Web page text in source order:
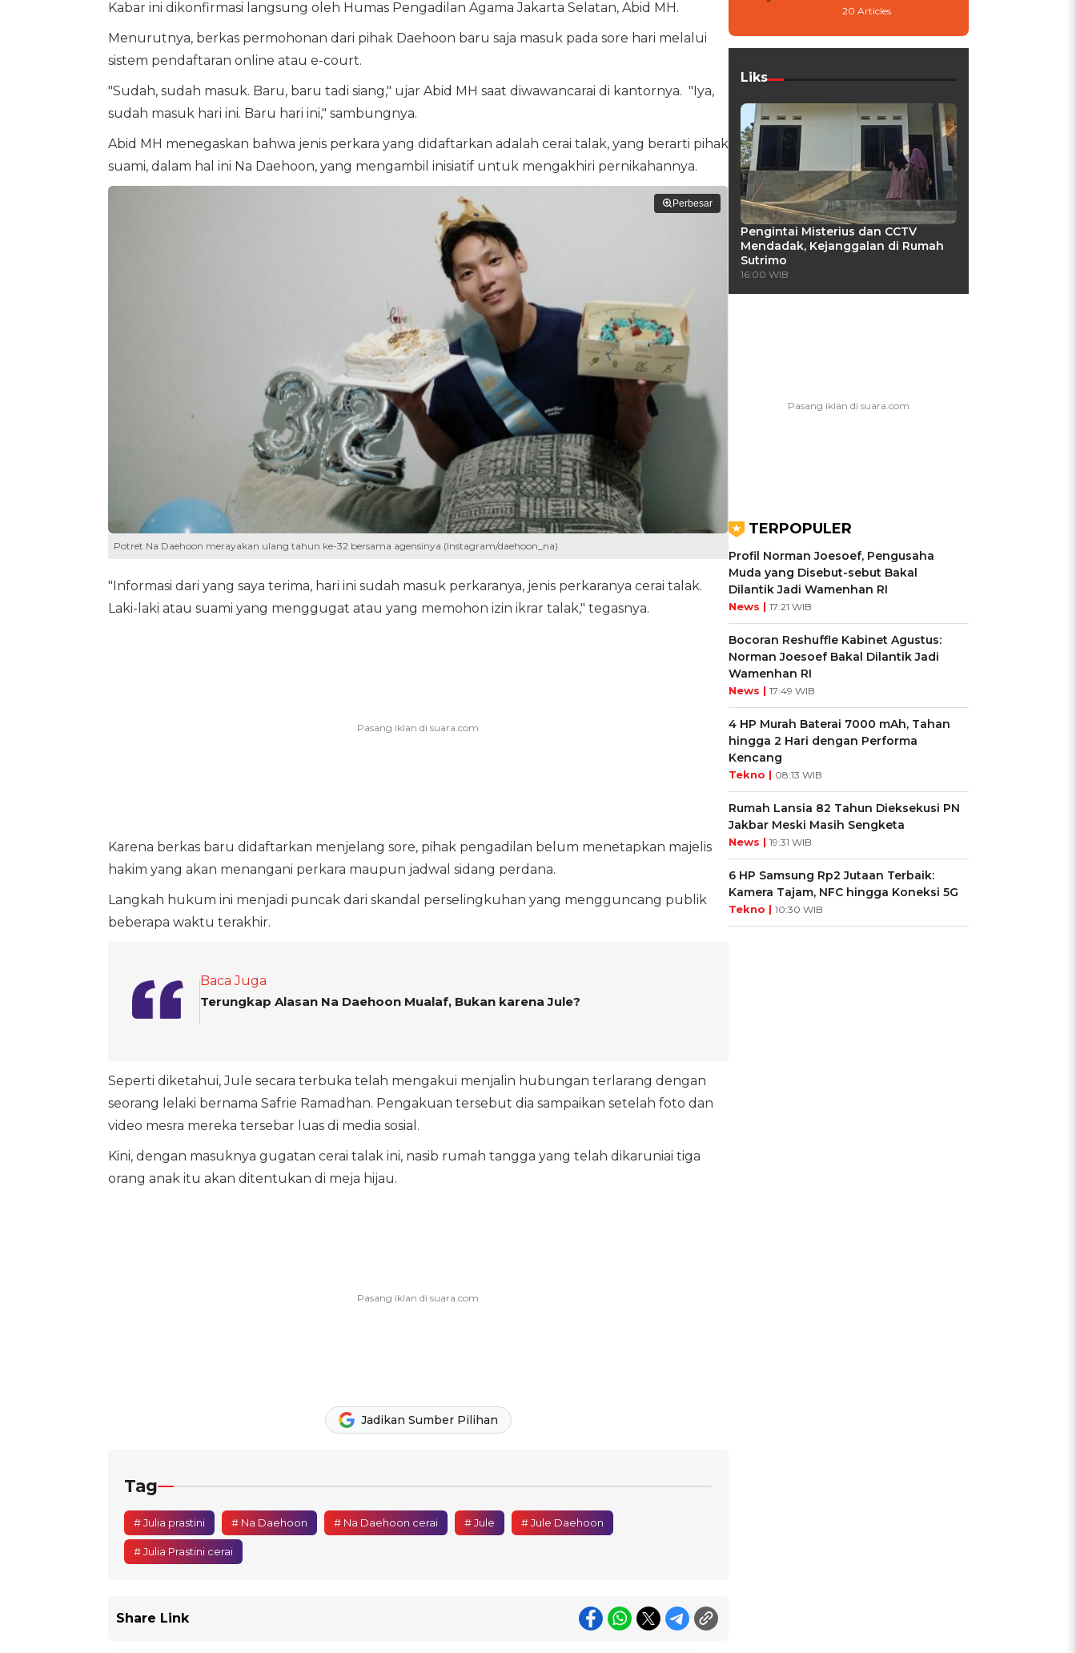
Kabar ini dikonfirmasi langsung oleh Humas Pengadilan Agama Jakarta Selatan, Abid MH.
Menurutnya, berkas permohonan dari pihak Daehoon baru saja masuk pada sore hari melalui
sistem pendaftaran online atau e-court.
"Sudah, sudah masuk. Baru, baru tadi siang," ujar Abid MH saat diwawancarai di kantornya. "Iya,
sudah masuk hari ini. Baru hari ini," sambungnya.
Abid MH menegaskan bahwa jenis perkara yang didaftarkan adalah cerai talak, yang berarti pihak
suami, dalam hal ini Na Daehoon, yang mengambil inisiatif untuk mengakhiri pernikahannya.
Perbesar
Potret Na Daehoon merayakan ulang tahun ke-32 bersama agensinya (Instagram/daehoon_na)
"Informasi dari yang saya terima, hari ini sudah masuk perkaranya, jenis perkaranya cerai talak.
Laki-laki atau suami yang menggugat atau yang memohon izin ikrar talak," tegasnya.
Karena berkas baru didaftarkan menjelang sore, pihak pengadilan belum menetapkan majelis
hakim yang akan menangani perkara maupun jadwal sidang perdana.
Langkah hukum ini menjadi puncak dari skandal perselingkuhan yang mengguncang publik
beberapa waktu terakhir.
Baca Juga
Terungkap Alasan Na Daehoon Mualaf, Bukan karena Jule?
Seperti diketahui, Jule secara terbuka telah mengakui menjalin hubungan terlarang dengan
seorang lelaki bernama Safrie Ramadhan. Pengakuan tersebut dia sampaikan setelah foto dan
video mesra mereka tersebar luas di media sosial.
Kini, dengan masuknya gugatan cerai talak ini, nasib rumah tangga yang telah dikaruniai tiga
orang anak itu akan ditentukan di meja hijau.
Jadikan Sumber Pilihan
Tag
# Julia prastini # Na Daehoon # Na Daehoon cerai # Jule # Jule Daehoon
# Julia Prastini cerai
Share Link
20 Articles
Liks
Pengintai Misterius dan CCTV
Mendadak, Kejanggalan di Rumah
Sutrimo
16:00 WIB
TERPOPULER
Profil Norman Joesoef, Pengusaha
Muda yang Disebut-sebut Bakal
Dilantik Jadi Wamenhan RI
News | 17:21 WIB
Bocoran Reshuffle Kabinet Agustus:
Norman Joesoef Bakal Dilantik Jadi
Wamenhan RI
News | 17:49 WIB
4 HP Murah Baterai 7000 mAh, Tahan
hingga 2 Hari dengan Performa
Kencang
Tekno | 08:13 WIB
Rumah Lansia 82 Tahun Dieksekusi PN
Jakbar Meski Masih Sengketa
News | 19:31 WIB
6 HP Samsung Rp2 Jutaan Terbaik:
Kamera Tajam, NFC hingga Koneksi 5G
Tekno | 10:30 WIB